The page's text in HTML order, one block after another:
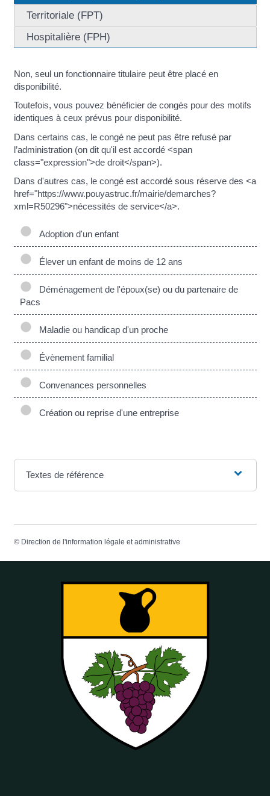
Territoriale (FPT)
Hospitalière (FPH)
Non, seul un fonctionnaire titulaire peut être placé en
disponibilité.
Toutefois, vous pouvez bénéficier de congés pour des motifs
identiques à ceux prévus pour disponibilité.
Dans certains cas, le congé ne peut pas être refusé par
l’administration (on dit qu'il est accordé <span
class="expression">de droit</span>).
Dans d'autres cas, le congé est accordé sous réserve des <a
href="https://www.pouyastruc.fr/mairie/demarches?
xml=R50296">nécessités de service</a>.
Adoption d'un enfant
Élever un enfant de moins de 12 ans
Déménagement de l'époux(se) ou du partenaire de
Pacs
Maladie ou handicap d'un proche
Évènement familial
Convenances personnelles
Création ou reprise d'une entreprise
Textes de référence
© Direction de l'information légale et administrative